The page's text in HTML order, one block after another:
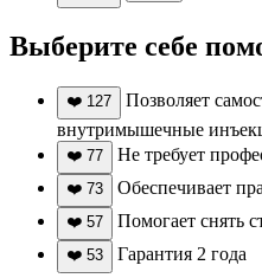
Выберите себе
❤️ 127
Позволяет
внутримышечные
❤️ 77 Не требует
❤️ 73 Обеспечивает
❤️ 57 Помогает снять
❤️ 53 Гарантия 2 года